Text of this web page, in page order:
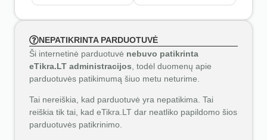
NEPATIKRINTA PARDUOTUVĖ
Ši internetinė parduotuvė nebuvo patikrinta
eTikra.LT administracijos , todėl duomenų apie
parduotuvės patikimumą šiuo metu neturime.
Tai nereiškia, kad parduotuvė yra nepatikima. Tai
reiškia tik tai, kad eTikra.LT dar neatliko papildomo šios
parduotuvės patikrinimo.